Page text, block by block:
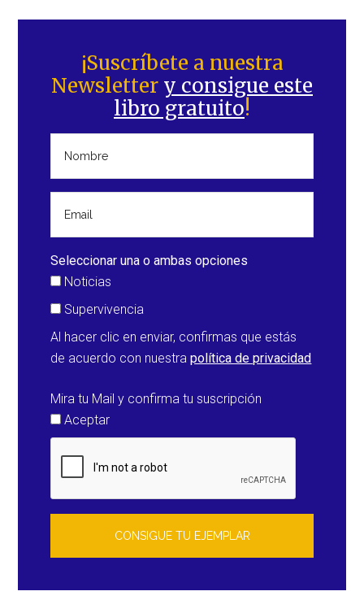
lateral
principal
¡Suscríbete a nuestra
Newsletter y consigue este
libro gratuito!
Seleccionar una o ambas opciones
Noticias
Supervivencia
Al hacer clic en enviar, confirmas que estás
de acuerdo con nuestrapolítica de privacidad
Mira tu Mail y confirma tu suscripción
Aceptar